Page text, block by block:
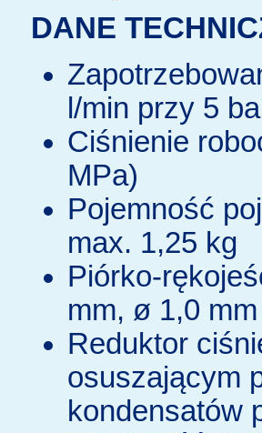
DANE
l/min przy 5
Ciśnienie
MPa)
Pojemność
max. 1,25 kg
Piórko-
mm, ø 1,0
Reduktor
osuszającym
kondensatów